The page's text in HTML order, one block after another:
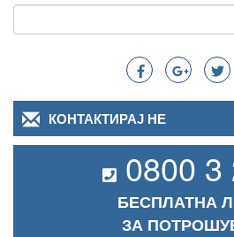
Search
Пребарување
КОНТАКТИРАЈ НЕ
0800 3
БЕСПЛАТНА
ЗА